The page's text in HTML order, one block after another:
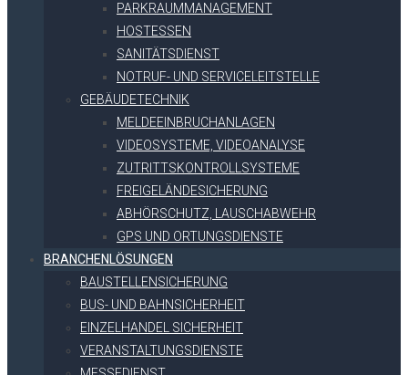
PARKRAUMMANAGEMENT
HOSTESSEN
SANITÄTSDIENST
NOTRUF- UND SERVICELEITSTELLE
GEBÄUDETECHNIK
MELDEEINBRUCHANLAGEN
VIDEOSYSTEME, VIDEOANALYSE
ZUTRITTSKONTROLLSYSTEME
FREIGELÄNDESICHERUNG
ABHÖRSCHUTZ, LAUSCHABWEHR
GPS UND ORTUNGSDIENSTE
BRANCHENLÖSUNGEN
BAUSTELLENSICHERUNG
BUS- UND BAHNSICHERHEIT
EINZELHANDEL SICHERHEIT
VERANSTALTUNGSDIENSTE